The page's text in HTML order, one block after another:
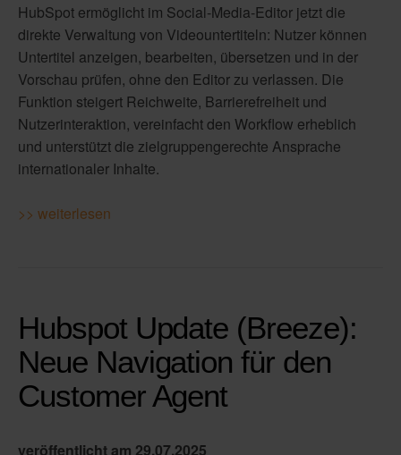
HubSpot ermöglicht im Social-Media-Editor jetzt die
direkte Verwaltung von Videountertiteln: Nutzer können
Untertitel anzeigen, bearbeiten, übersetzen und in der
Vorschau prüfen, ohne den Editor zu verlassen. Die
Funktion steigert Reichweite, Barrierefreiheit und
Nutzerinteraktion, vereinfacht den Workflow erheblich
und unterstützt die zielgruppengerechte Ansprache
internationaler Inhalte.
>> weiterlesen
Hubspot Update (Breeze):
Neue Navigation für den
Customer Agent
veröffentlicht am 29.07.2025